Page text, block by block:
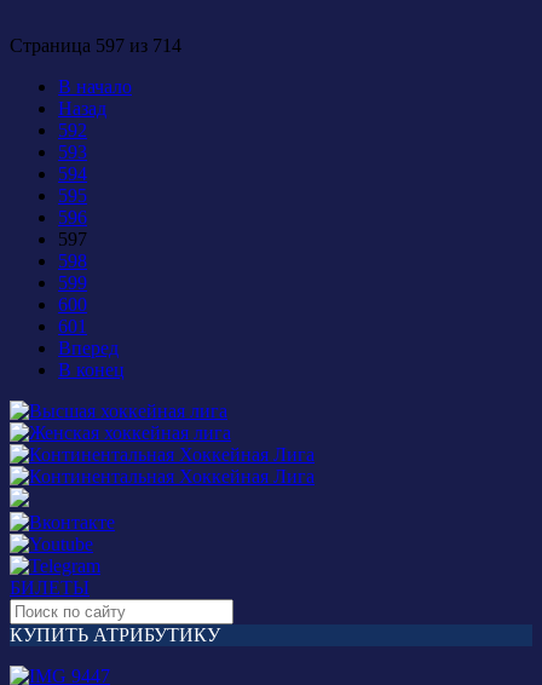
Страница 597 из 714
В начало
Назад
592
593
594
595
596
597
598
599
600
601
Вперед
В конец
БИЛЕТЫ
КУПИТЬ АТРИБУТИКУ